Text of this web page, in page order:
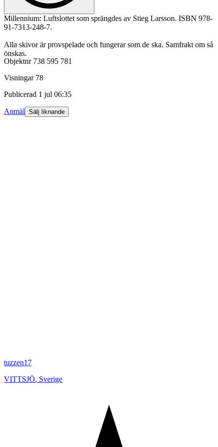
Millennium: Luftslottet som sprängdes av Stieg Larsson. ISBN 978-
91-7313-248-7.
Alla skivor är provspelade och fungerar som de ska. Samfrakt om så
önskas.
Objektnr 738 595 781
Visningar 78
Publicerad 1 jul 06:35
Anmäl Sälj liknande
tuzzen17
VITTSJÖ, Sverige